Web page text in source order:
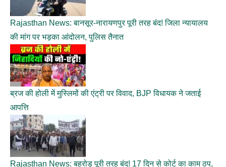
Rajasthan News: बानसूर-नारायणपुर पूरी तरह बंद! जिला न्यायालय
की मांग पर भड़का आंदोलन, पुलिस तैनात
ब्रज की होली में मुस्लिमों की एंट्री पर विवाद, BJP विधायक ने जताई
आपत्ति
Rajasthan News: बहरोड़ पूरी तरह बंद! 17 दिन से कोर्ट का काम ठप,